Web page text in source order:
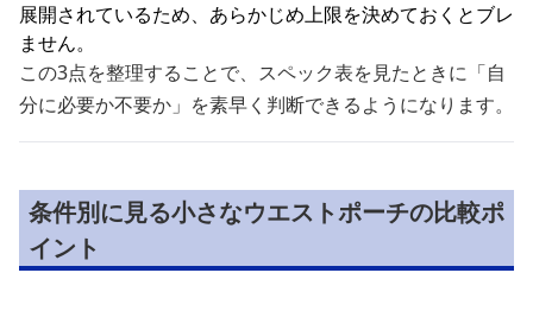
展開されているため、あらかじめ上限を決めておくとブレ
ません。
この3点を整理することで、スペック表を見たときに「自
分に必要か不要か」を素早く判断できるようになります。
条件別に見る小さなウエストポーチの比較ポ
イント